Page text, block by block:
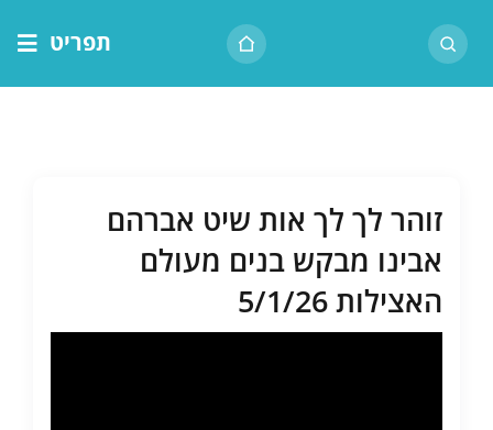
לתוכן
תפריט
שיעור יומיזוהר לך לך אות שיט אברהם
אבינו מבקש בנים מעולם
האצילות 5/1/26